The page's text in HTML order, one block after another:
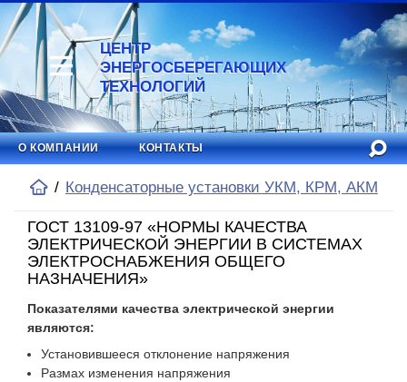
ЦЕНТР
ЭНЕРГОСБЕРЕГАЮЩИХ
ТЕХНОЛОГИЙ
О КОМПАНИИ КОНТАКТЫ
Конденсаторные установки УКМ, КРМ, АКМ
ГОСТ 13109-97 «НОРМЫ КАЧЕСТВА
ЭЛЕКТРИЧЕСКОЙ ЭНЕРГИИ В СИСТЕМАХ
ЭЛЕКТРОСНАБЖЕНИЯ ОБЩЕГО
НАЗНАЧЕНИЯ»
Показателями качества электрической энергии
являются:
Установившееся отклонение напряжения
Размах изменения напряжения